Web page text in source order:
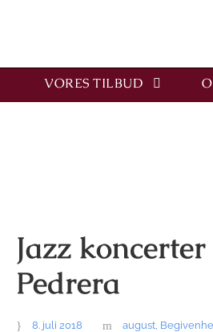
VORES TILBUD
Jazz
Pedrera
8. juli 2018 august,